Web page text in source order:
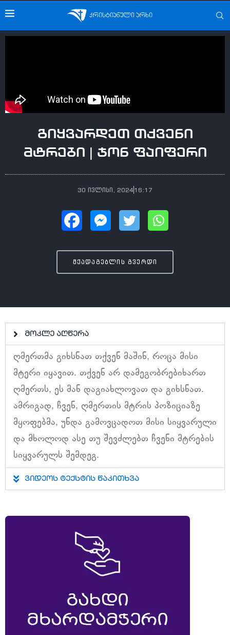
გიყვარდეთ თქვენი
მტრები | ჯონ ფაიფერი
30 ივლისი, 202416:17
მქადაგებლის გვერდი
მოკლე აღწერა
ღმერთმა გიხსნათ თქვენ მაშინ, როცა მისი
მტერი იყავით. თქვენ არ დამეგობრებიხართ
ღმერთს, ეს მან დაგიახლოვათ და გიხსნათ.
ამრიგად, ჩვენ, ღმერთის მტრის პოზიციაზე
მყოფებმა, უნდა გამოვცადოთ მისი სიყვარული
და მხოლოდ ასე თუ შევძლებთ ჩვენი მტრების
სიყვარულს შემდეგ.
ვიდეოს ტექსტის წაკითხვა